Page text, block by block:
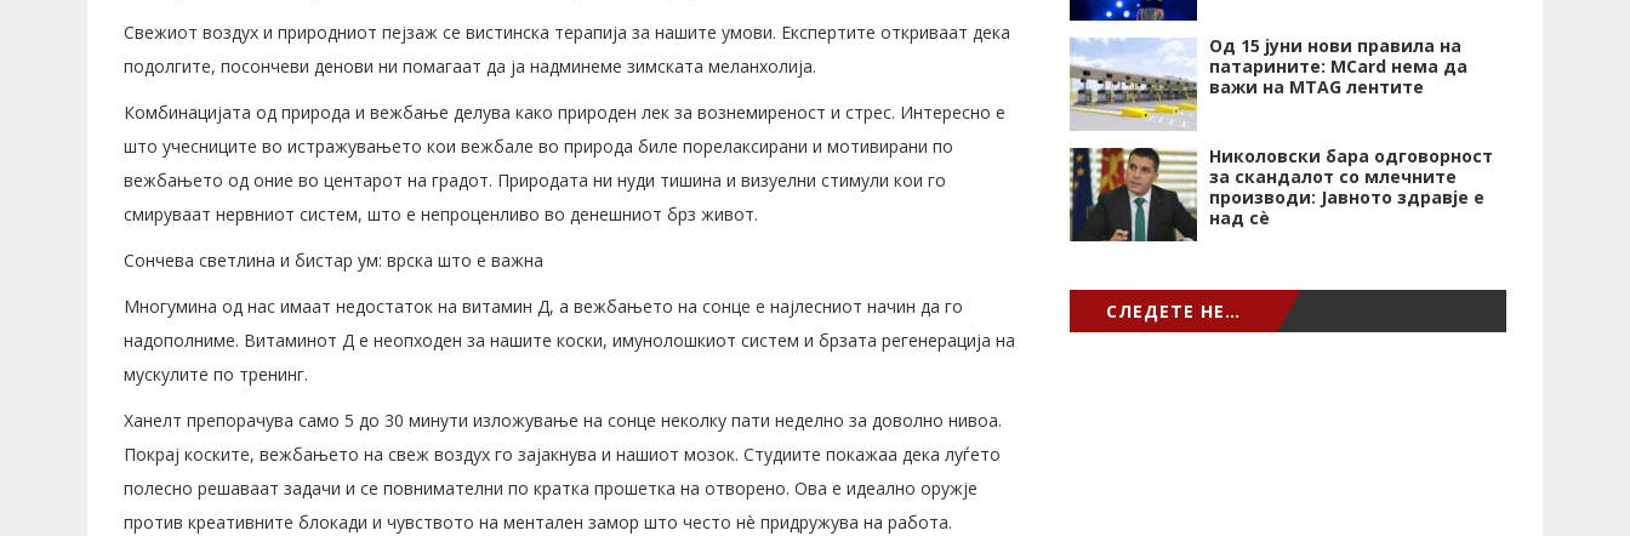
Свежиот воздух и природниот пејзаж се вистинска терапија за нашите умови. Експертите откриваат дека
подолгите, посончеви денови ни помагаат да ја надминеме зимската меланхолија.
Комбинацијата од природа и вежбање делува како природен лек за вознемиреност и стрес. Интересно е
што учесниците во истражувањето кои вежбале во природа биле порелаксирани и мотивирани по
вежбањето од оние во центарот на градот. Природата ни нуди тишина и визуелни стимули кои го
смируваат нервниот систем, што е непроценливо во денешниот брз живот.
Сончева светлина и бистар ум: врска што е важна
Многумина од нас имаат недостаток на витамин Д, а вежбањето на сонце е најлесниот начин да го
надополниме. Витаминот Д е неопходен за нашите коски, имунолошкиот систем и брзата регенерација на
мускулите по тренинг.
Ханелт препорачува само 5 до 30 минути изложување на сонце неколку пати неделно за доволно нивоа.
Покрај коските, вежбањето на свеж воздух го зајакнува и нашиот мозок. Студиите покажаа дека луѓето
полесно решаваат задачи и се повнимателни по кратка прошетка на отворено. Ова е идеално оружје
против креативните блокади и чувството на ментален замор што често нè придружува на работа.
Од 15 јуни нови правила на
патарините: MCard нема да
важи на MTAG лентите
Николовски бара одговорност
за скандалот со млечните
производи: Јавното здравје е
над сѐ
СЛЕДЕТЕ НЕ…